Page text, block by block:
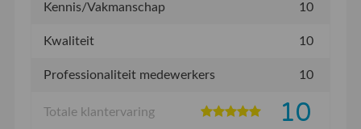
Kennis/Vakmanschap 10
Kwaliteit 10
Professionaliteit medewerkers 10
Totale klantervaring 10